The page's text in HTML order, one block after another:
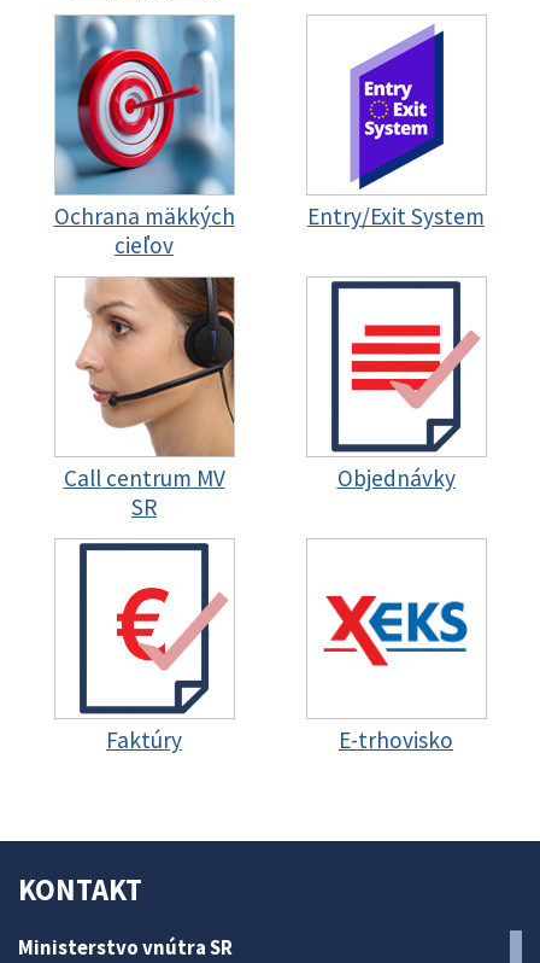
Ochrana mäkkých
cieľov
Entry/Exit System
Call centrum MV
SR
Objednávky
Faktúry E-trhovisko
KONTAKT
Ministerstvo vnútra SR